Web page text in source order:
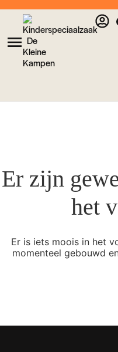
Er zijn
het
Er is iets moois in het
momenteel gebouwd